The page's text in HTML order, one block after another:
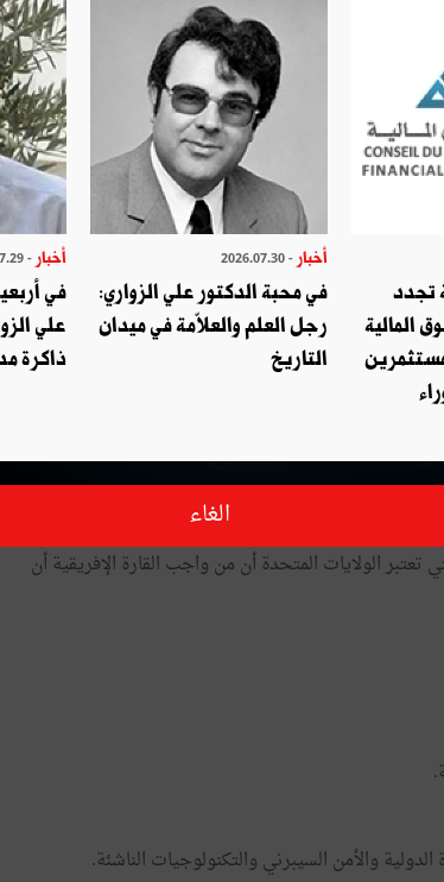
تعتبر الولايات المتحدة أن من واجب القارة الإفريقية أن
والأمن السيبرني والتكنولوجيات الناشئة.
تجدد
المالية
أخبار - 2026.07.30
في محبة الدكتور علي الزواري:
رجل العلم والعلاّمة في ميدان
التاريخ
أخبار - 2026.07.29
في
علي
ذاكرة
الغاء